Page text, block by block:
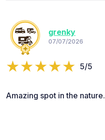
grenky
07/07/2026
5/5
Amazing spot in the nature.